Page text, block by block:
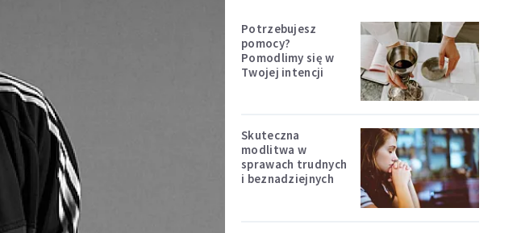
Potrzebujesz
pomocy?
Pomodlimy się w
Twojej intencji
Skuteczna
modlitwa w
sprawach trudnych
i beznadziejnych